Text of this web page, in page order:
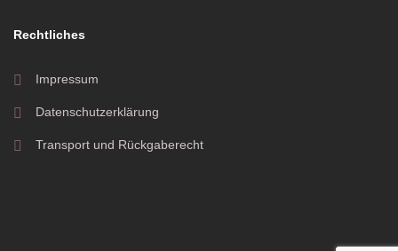
Rechtliches
Impressum
Datenschutzerklärung
Transport und Rückgaberecht